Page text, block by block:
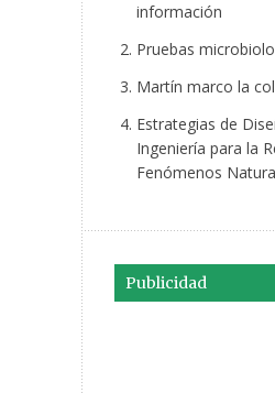
información
Pruebas
Martín marco la
Estrategias de
Ingeniería para la
Fenómenos
Publicidad